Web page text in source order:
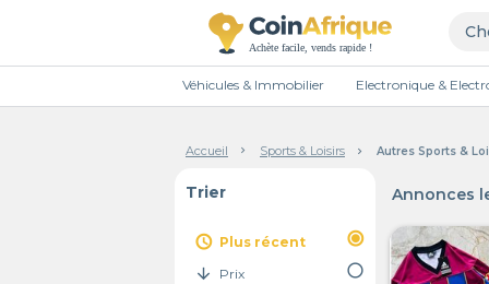
Véhicules & Immobilier Electronique &
Accueil Sports & Loisirs Autres Sports &
Trier
access_time Plus récent
radio_button_checked
arrow_downward
Prix
radio_button_unchecked
Annonces